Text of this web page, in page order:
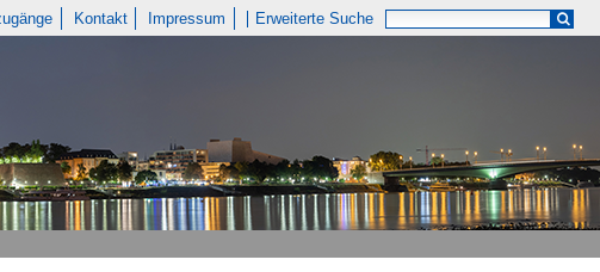
Kontakt Impressum Erweiterte Suche